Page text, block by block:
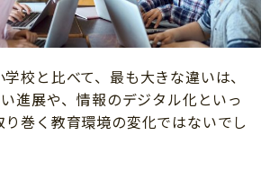
校と比べて、最も大きな違いは、
進展や、情報のデジタル化といっ
巻く教育環境の変化ではないでし